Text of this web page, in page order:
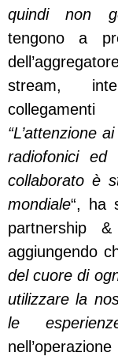
quindi non
tengono a
stream,
“L’attenzione
radiofonici
collaborato è
mondiale“, ha
partnership
aggiungendo
del cuore di
utilizzare la
le